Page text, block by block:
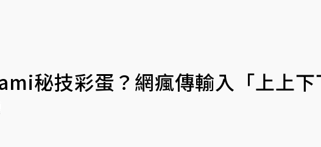
秘技彩蛋？網瘋傳輸入「上上下